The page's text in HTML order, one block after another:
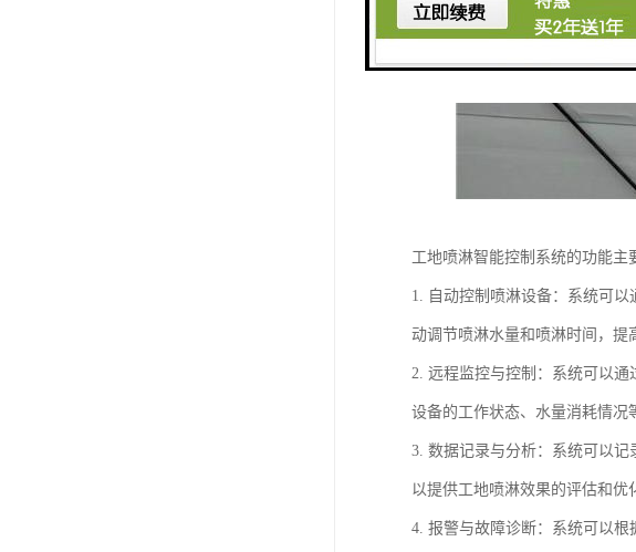
工地喷淋智能控制系统的功能主
1. 自动控制喷淋设备：系统可
动调节喷淋水量和喷淋时间，提
2. 远程监控与控制：系统可以
设备的工作状态、水量消耗情况
3. 数据记录与分析：系统可以记
以提供工地喷淋效果的评估和优
4. 报警与故障诊断：系统可以